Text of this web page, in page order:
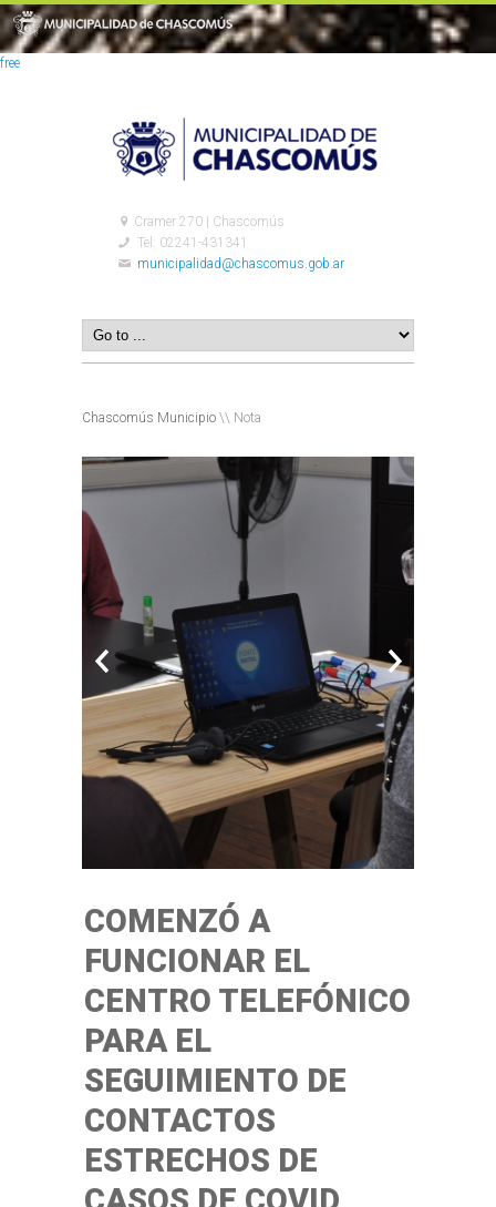
free
Cramer 270 | Chascomús
Tel: 02241-431341
municipalidad@chascomus.gob.ar
Chascomús Municipio \\ Nota
COMENZÓ A
FUNCIONAR EL
CENTRO TELEFÓNICO
PARA EL
SEGUIMIENTO DE
CONTACTOS
ESTRECHOS DE